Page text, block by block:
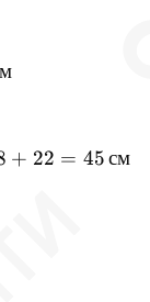
\Rightarrow
6 + 24 - 6 +
+ 22 = 45см